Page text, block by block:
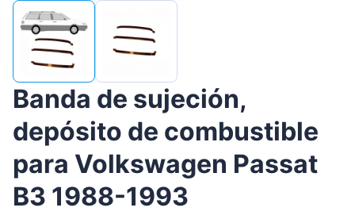
Banda de sujeción,
depósito de combustible
para Volkswagen Passat
B3 1988-1993